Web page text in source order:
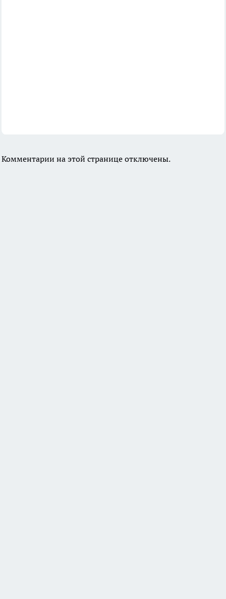
Комментарии на этой странице отключены.